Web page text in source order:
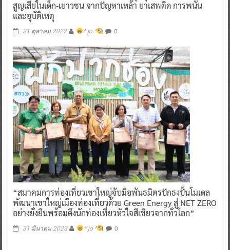
สูญเสียในเด็ก-เยาวชน จากปัญหาเหล้า ยาเสพติด การพนัน
และอุบัติเหตุ
31 ตุลาคม 2022 ^ jo ^ 0
“สมาคมการท่องเที่ยวเขาใหญ่จับมือพันธมิตรปักธงปั้นโมเดล
พัฒนาเขาใหญ่เมืองท่องเที่ยวด้วย Green Energy สู่ NET ZERO
อย่างยั่งยืนพร้อมดึงนักท่องเที่ยวหัวใจสีเขียวจากทั่วโลก”
31 มีนาคม 2023 ^ jo ^ 0